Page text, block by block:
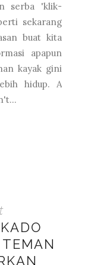
serba 'klik-
sekarang
buat kita
apapun
kayak gini
hidup. A